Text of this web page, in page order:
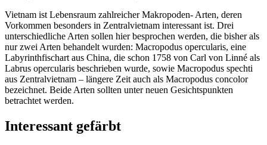
Vietnam ist Lebensraum zahlreicher Makropoden- Arten, deren
Vorkommen besonders in Zentralvietnam interessant ist. Drei
unterschiedliche Arten sollen hier besprochen werden, die bisher als
nur zwei Arten behandelt wurden: Macropodus opercularis, eine
Labyrinthfischart aus China, die schon 1758 von Carl von Linné als
Labrus opercularis beschrieben wurde, sowie Macropodus spechti
aus Zentralvietnam – längere Zeit auch als Macropodus concolor
bezeichnet. Beide Arten sollten unter neuen Gesichtspunkten
betrachtet werden.
Interessant gefärbt